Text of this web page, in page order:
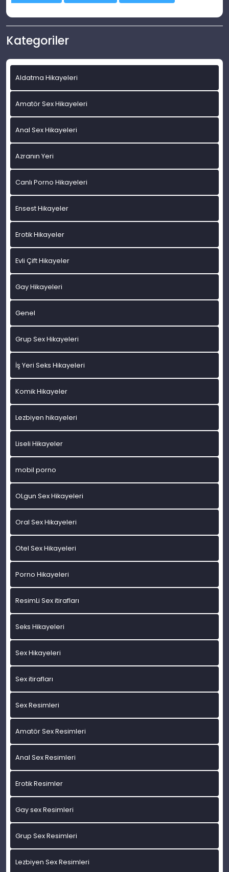
Kategoriler
Aldatma Hikayeleri
Amatör Sex Hikayeleri
Anal Sex Hikayeleri
Azranın Yeri
Canlı Porno Hikayeleri
Ensest Hikayeler
Erotik Hikayeler
Evli Çift Hikayeler
Gay Hikayeleri
Genel
Grup Sex Hikayeleri
İş Yeri Seks Hikayeleri
Komik Hikayeler
Lezbiyen hikayeleri
Liseli Hikayeler
mobil porno
OLgun Sex Hikayeleri
Oral Sex Hikayeleri
Otel Sex Hikayeleri
Porno Hikayeleri
ResimLi Sex itirafları
Seks Hikayeleri
Sex Hikayeleri
Sex itirafları
Sex Resimleri
Amatör Sex Resimleri
Anal Sex Resimleri
Erotik Resimler
Gay sex Resimleri
Grup Sex Resimleri
Lezbiyen Sex Resimleri